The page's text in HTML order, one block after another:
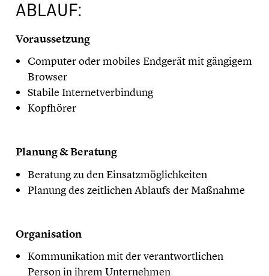
ABLAUF:
Voraussetzung
Computer oder mobiles Endgerät mit gängigem
Browser
Stabile Internetverbindung
Kopfhörer
Planung & Beratung
Beratung zu den Einsatzmöglichkeiten
Planung des zeitlichen Ablaufs der Maßnahme
Organisation
Kommunikation mit der verantwortlichen
Person in ihrem Unternehmen